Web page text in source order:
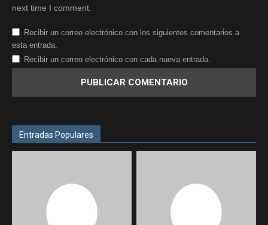
next time I comment.
Recibir un correo electrónico con los siguientes comentarios a
esta entrada.
Recibir un correo electrónico con cada nueva entrada.
Entradas Populares